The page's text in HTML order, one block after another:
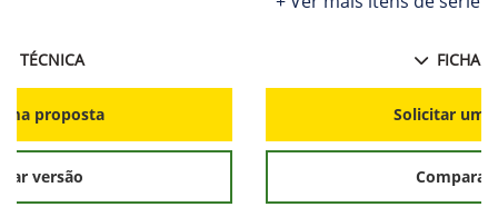
TÉCNICA
proposta
versão
FICHA
Solicitar
Comparar